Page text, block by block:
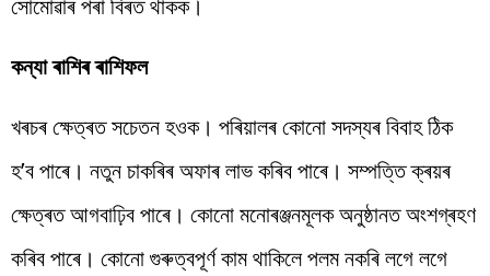
কন্যা ৰাশিৰ ৰাশিফল
খৰচৰ ক্ষেত্ৰত সচেতন হওক। পৰিয়ালৰ কোনো সদস্যৰ বিবাহ ঠিক
হ’ব পাৰে। নতুন চাকৰিৰ অফাৰ লাভ কৰিব পাৰে। সম্পত্তি ক্ৰয়ৰ
ক্ষেত্ৰত আগবাঢ়িব পাৰে। কোনো মনোৰঞ্জনমূলক অনুষ্ঠানত অংশগ্ৰহণ
কৰিব পাৰে। কোনো গুৰুত্বপূৰ্ণ কাম থাকিলে পলম নকৰি লগে লগে